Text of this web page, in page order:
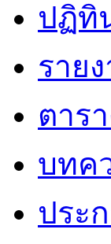
ปฏิทิ
ราย
ตาร
บทค
ประ